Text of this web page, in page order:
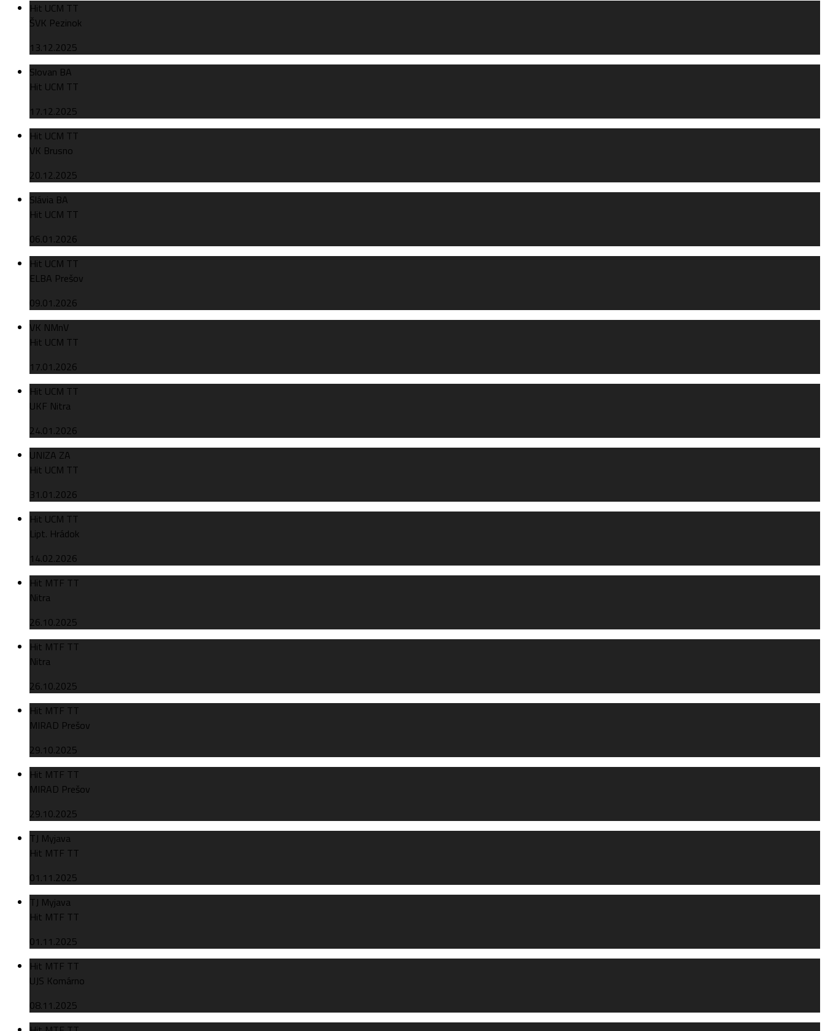
Hit UCM TT
ŠVK Pezinok
13.12.2025
Slovan BA
Hit UCM TT
17.12.2025
Hit UCM TT
VK Brusno
20.12.2025
Slávia BA
Hit UCM TT
06.01.2026
Hit UCM TT
ELBA Prešov
09.01.2026
VK NMnV
Hit UCM TT
17.01.2026
Hit UCM TT
UKF Nitra
24.01.2026
UNIZA ZA
Hit UCM TT
31.01.2026
Hit UCM TT
Lipt. Hrádok
14.02.2026
Hit MTF TT
Nitra
26.10.2025
Hit MTF TT
Nitra
26.10.2025
Hit MTF TT
MIRAD Prešov
29.10.2025
Hit MTF TT
MIRAD Prešov
29.10.2025
TJ Myjava
Hit MTF TT
01.11.2025
TJ Myjava
Hit MTF TT
01.11.2025
Hit MTF TT
UJS Komárno
08.11.2025